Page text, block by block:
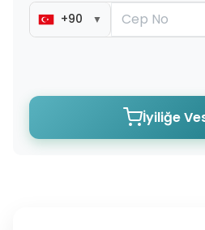
+90 ▼
İyiliğe